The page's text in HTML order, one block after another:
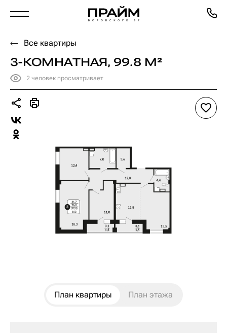
Все квартиры
3-КОМНАТНАЯ, 99.8 М²
2 человек просматривает
План квартиры План этажа